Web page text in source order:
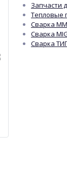
Запчасти
Тепловые
Сварка
Сварка
Сварка